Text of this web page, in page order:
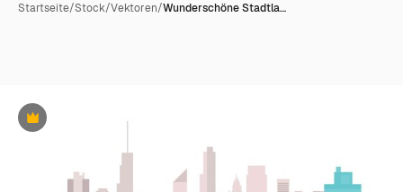
Startseite/Stock/Vektoren/Wunderschöne Stadtla…
Premium